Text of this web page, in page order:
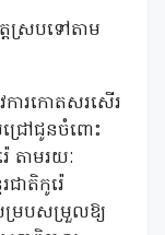
តស្របទៅតាម
វការកោតសរសើរ
រៅជូនចំពោះ
តាមរយៈ
ជាតិកូរ៉េ
ម្របសម្រួលឱ្យ